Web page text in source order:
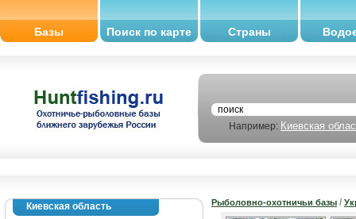
Базы Поиск по карте Страны
Например: Киевская
Киевская область Рыболовно-охотничьи базы /